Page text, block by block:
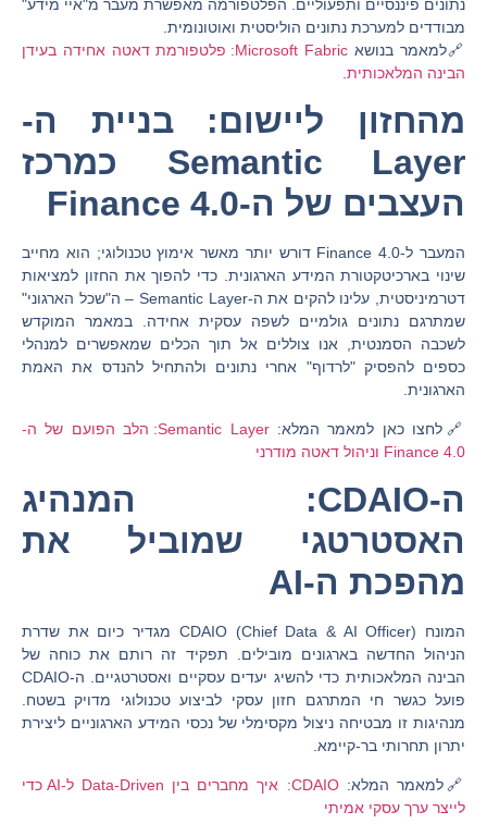
נתונים פיננסיים ותפעוליים. הפלטפורמה מאפשרת מעבר מ"איי מידע"
מבודדים למערכת נתונים הוליסטית ואוטונומית.
🔗למאמר בנושא
Microsoft Fabric: פלטפורמת דאטה אחידה בעידן
הבינה המלאכותית
מהחזון ליישום: בניית ה-
Semantic Layer כמרכז
העצבים של ה-Finance 4.0
המעבר ל-Finance 4.0 דורש יותר מאשר אימוץ טכנולוגי; הוא מחייב
שינוי בארכיטקטורת המידע הארגונית. כדי להפוך את החזון למציאות
דטרמיניסטית, עלינו להקים את ה-Semantic Layer – ה"שכל הארגוני"
שמתרגם נתונים גולמיים לשפה עסקית אחידה. במאמר המוקדש
לשכבה הסמנטית, אנו צוללים אל תוך הכלים שמאפשרים למנהלי
כספים להפסיק "לרדוף" אחרי נתונים ולהתחיל להנדס את האמת
הארגונית.
🔗לחצו כאן למאמר המלא:
Semantic Layer: הלב הפועם של ה-
Finance 4.0 וניהול דאטה מודרני
ה-CDAIO: המנהיג
האסטרטגי שמוביל את
מהפכת ה-AI
המונח CDAIO (Chief Data & AI Officer) מגדיר כיום את שדרת
הניהול החדשה בארגונים מובילים. תפקיד זה רותם את כוחה של
הבינה המלאכותית כדי להשיג יעדים עסקיים ואסטרטגיים. ה-CDAIO
פועל כגשר חי המתרגם חזון עסקי לביצוע טכנולוגי מדויק בשטח.
מנהיגות זו מבטיחה ניצול מקסימלי של נכסי המידע הארגוניים ליצירת
יתרון תחרותי בר-קיימא.
🔗למאמר המלא:
CDAIO: איך מחברים בין Data-Driven ל-AI כדי
לייצר ערך עסקי אמיתי